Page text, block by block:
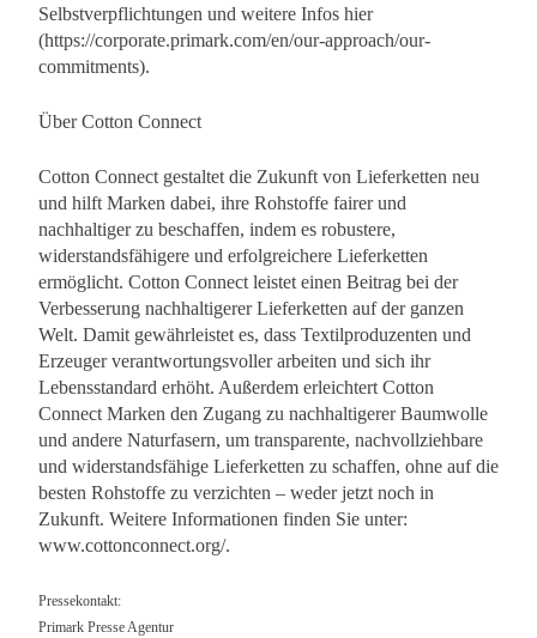
Selbstverpflichtungen und weitere Infos hier
(https://corporate.primark.com/en/our-approach/our-
commitments).
Über Cotton Connect
Cotton Connect gestaltet die Zukunft von Lieferketten neu
und hilft Marken dabei, ihre Rohstoffe fairer und
nachhaltiger zu beschaffen, indem es robustere,
widerstandsfähigere und erfolgreichere Lieferketten
ermöglicht. Cotton Connect leistet einen Beitrag bei der
Verbesserung nachhaltigerer Lieferketten auf der ganzen
Welt. Damit gewährleistet es, dass Textilproduzenten und
Erzeuger verantwortungsvoller arbeiten und sich ihr
Lebensstandard erhöht. Außerdem erleichtert Cotton
Connect Marken den Zugang zu nachhaltigerer Baumwolle
und andere Naturfasern, um transparente, nachvollziehbare
und widerstandsfähige Lieferketten zu schaffen, ohne auf die
besten Rohstoffe zu verzichten – weder jetzt noch in
Zukunft. Weitere Informationen finden Sie unter:
www.cottonconnect.org/.
Pressekontakt:
Primark Presse Agentur